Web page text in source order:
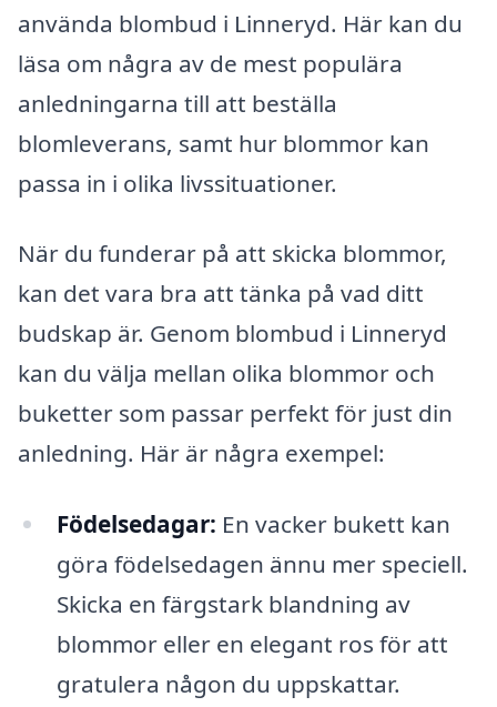
använda blombud i Linneryd. Här kan du
läsa om några av de mest populära
anledningarna till att beställa
blomleverans, samt hur blommor kan
passa in i olika livssituationer.
När du funderar på att skicka blommor,
kan det vara bra att tänka på vad ditt
budskap är. Genom blombud i Linneryd
kan du välja mellan olika blommor och
buketter som passar perfekt för just din
anledning. Här är några exempel:
Födelsedagar: En vacker bukett kan
göra födelsedagen ännu mer speciell.
Skicka en färgstark blandning av
blommor eller en elegant ros för att
gratulera någon du uppskattar.